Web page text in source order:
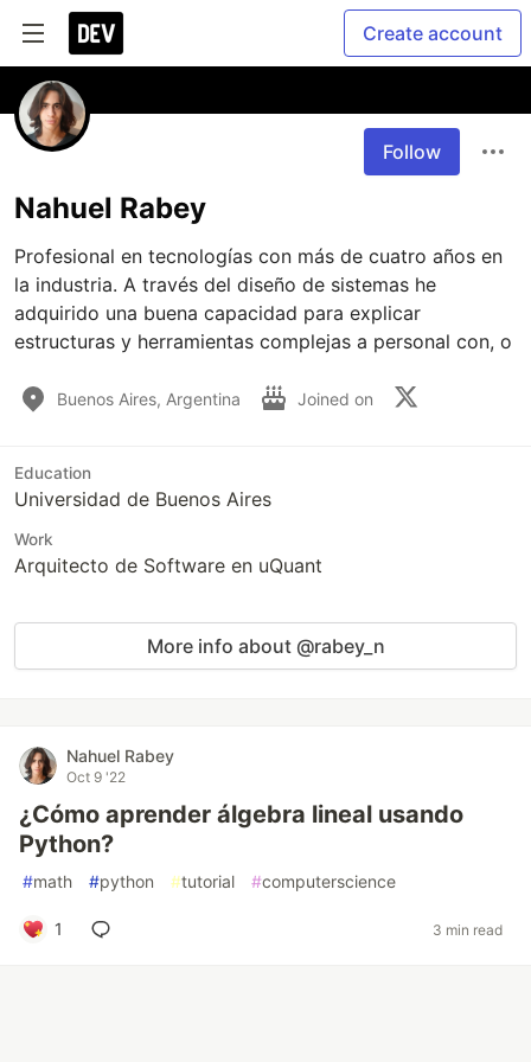
Create account
Follow
Nahuel Rabey
Profesional en tecnologías con más de cuatro años en
la industria. A través del diseño de sistemas he
adquirido una buena capacidad para explicar
estructuras y herramientas complejas a personal con, o
Buenos Aires, Argentina Joined on
Education
Universidad de Buenos Aires
Work
Arquitecto de Software en uQuant
More info about @rabey_n
Nahuel Rabey
Oct 9 '22
¿Cómo aprender álgebra lineal usando
Python?
#math #python #tutorial #computerscience
1 3 min read